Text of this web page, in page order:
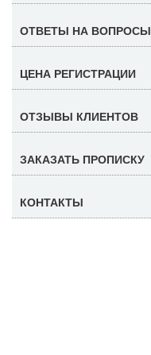
ОТВЕТЫ НА ВОПРОСЫ
ЦЕНА РЕГИСТРАЦИИ
ОТЗЫВЫ КЛИЕНТОВ
ЗАКАЗАТЬ ПРОПИСКУ
КОНТАКТЫ